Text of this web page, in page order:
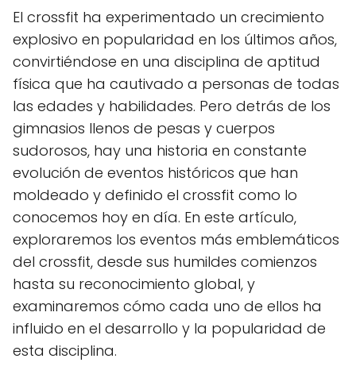
El crossfit ha experimentado un crecimiento
explosivo en popularidad en los últimos años,
convirtiéndose en una disciplina de aptitud
física que ha cautivado a personas de todas
las edades y habilidades. Pero detrás de los
gimnasios llenos de pesas y cuerpos
sudorosos, hay una historia en constante
evolución de eventos históricos que han
moldeado y definido el crossfit como lo
conocemos hoy en día. En este artículo,
exploraremos los eventos más emblemáticos
del crossfit, desde sus humildes comienzos
hasta su reconocimiento global, y
examinaremos cómo cada uno de ellos ha
influido en el desarrollo y la popularidad de
esta disciplina.